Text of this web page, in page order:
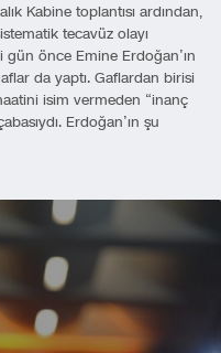
Kabine toplantısı ardından,
tecavüz olayı
önce Emine Erdoğan’ın
da yaptı. Gaflardan birisi
isim vermeden “inanç
Erdoğan’ın şu